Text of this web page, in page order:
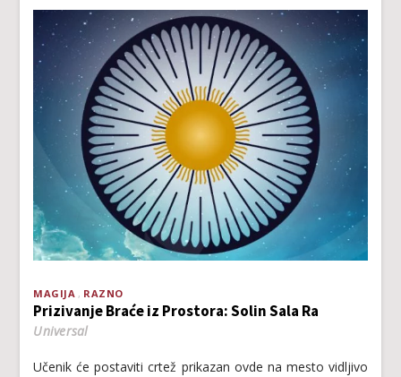
MAGIJA RAZNO
Prizivanje Braće iz Prostora: Solin Sala Ra
Universal
Učenik će postaviti crtež prikazan ovde na mesto vidljivo